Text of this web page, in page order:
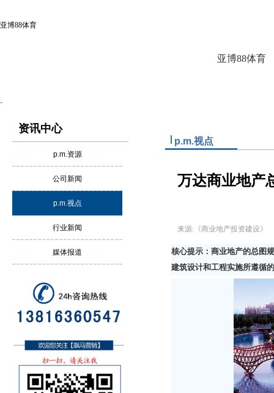
亚博88体育
亚博88体育
`
资讯中心
p.m.资源
公司新闻
p.m.视点
行业新闻
媒体报道
p.m.视点
万达商业地产
来源:《商业地产投资建设
核心提示：商业地产的总图
建筑设计和工程实施所遵循